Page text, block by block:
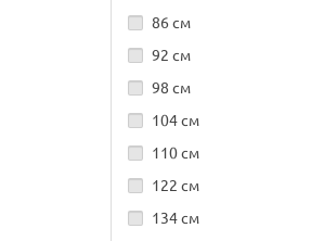
86 см
92 см
98 см
104 см
110 см
122 см
134 см